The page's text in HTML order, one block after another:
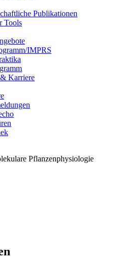
Publikationen
Tools
IMPRS
Karriere
Pflanzenphysiologie